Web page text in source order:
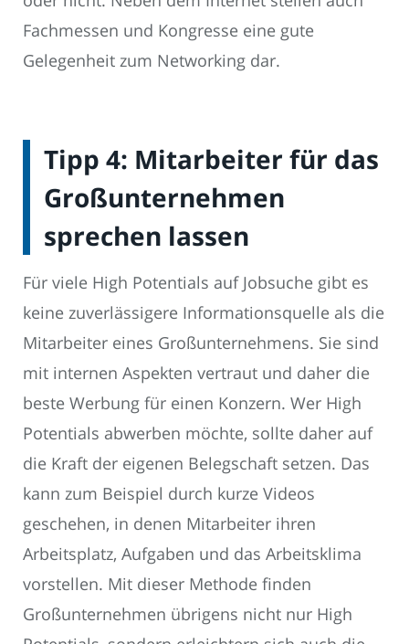
Fachmessen und Kongresse eine gute
Gelegenheit zum Networking dar.
Tipp 4: Mitarbeiter für das
Großunternehmen
sprechen lassen
Für viele High Potentials auf Jobsuche gibt es
keine zuverlässigere Informationsquelle als die
Mitarbeiter eines Großunternehmens. Sie sind
mit internen Aspekten vertraut und daher die
beste Werbung für einen Konzern. Wer High
Potentials abwerben möchte, sollte daher auf
die Kraft der eigenen Belegschaft setzen. Das
kann zum Beispiel durch kurze Videos
geschehen, in denen Mitarbeiter ihren
Arbeitsplatz, Aufgaben und das Arbeitsklima
vorstellen. Mit dieser Methode finden
Großunternehmen übrigens nicht nur High